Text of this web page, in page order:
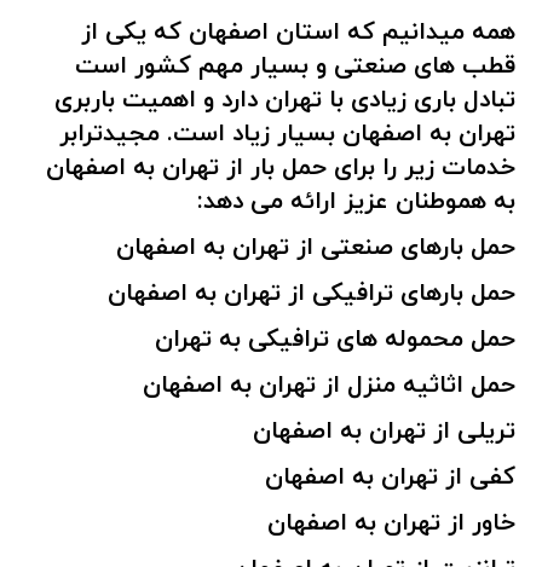
همه میدانیم که استان اصفهان که یکی از
قطب های صنعتی و بسیار مهم کشور است
تبادل باری زیادی با تهران دارد و اهمیت باربری
تهران به اصفهان بسیار زیاد است. مجیدترابر
خدمات زیر را برای حمل بار از تهران به اصفهان
به هموطنان عزیز ارائه می دهد:
حمل بارهای صنعتی از تهران به اصفهان
حمل بارهای ترافیکی از تهران به اصفهان
حمل محموله های ترافیکی به تهران
حمل اثاثیه منزل از تهران به اصفهان
تریلی از تهران به اصفهان
کفی از تهران به اصفهان
خاور از تهران به اصفهان